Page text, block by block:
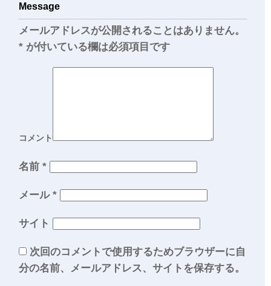
Message
メールアドレスが公開されることはありません。
* が付いている欄は必須項目です
コメント
名前 *
メール *
サイト
次回のコメントで使用するためブラウザーに自
分の名前、メールアドレス、サイトを保存する。